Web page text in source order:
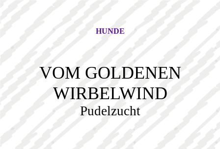
HUNDE
VOM GOLDENEN
WIRBELWIND
Pudelzucht